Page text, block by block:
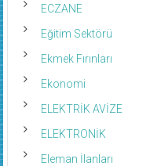
ECZANE
Eğitim Sektörü
Ekmek Fırınları
Ekonomi
ELEKTRİK AVİZE
ELEKTRONİK
Eleman İlanları